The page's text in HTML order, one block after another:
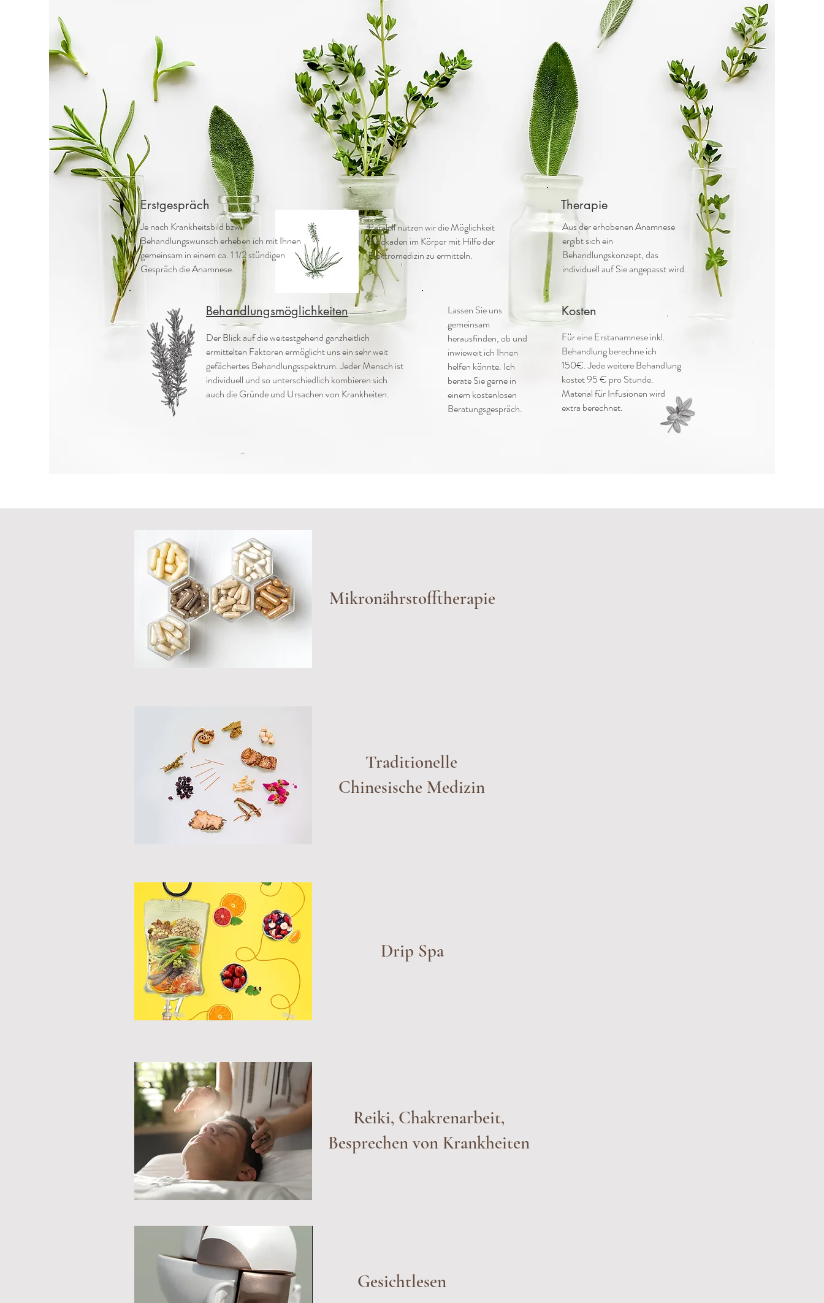
Erstgespräch
Je nach Krankheitsbild bzw.
Behandlungswunsch erheben ich mit Ihnen
gemeinsam in einem ca. 1 1/2 stündigen
Gespräch die Anamnese.
Paralell nutzen wir die Möglichkeit
Blockaden im Körper mit Hilfe der
Elektromedizin zu ermitteln.
Therapie
Aus der erhobenen Anamnese
ergibt sich ein
Behandlungskonzept, das
individuell auf Sie angepasst wird.
Behandlungsmöglichkeiten
Der Blick auf die weitestgehend ganzheitlich
ermittelten Faktoren ermöglicht uns ein sehr weit
gefächertes Behandlungsspektrum. Jeder Mensch ist
individuell und so unterschiedlich kombieren sich
auch die Gründe und Ursachen von Krankheiten.
Lassen Sie uns
gemeinsam
herausfinden, ob und
inwieweit ich Ihnen
helfen könnte. Ich
berate Sie gerne in
einem kostenlosen
Beratungsgespräch.
Kosten
Für eine Erstanamnese inkl.
Behandlung berechne ich
150€. Jede weitere Behandlung
kostet 95 € pro Stunde.
Material für Infusionen wird
extra berechnet.
Traditionelle
Chinesische Medizin
Mikronährstofftherapie
Reiki, Chakrenarbeit,
Besprechen von Krankheiten
Drip Spa
Gesichtlesen